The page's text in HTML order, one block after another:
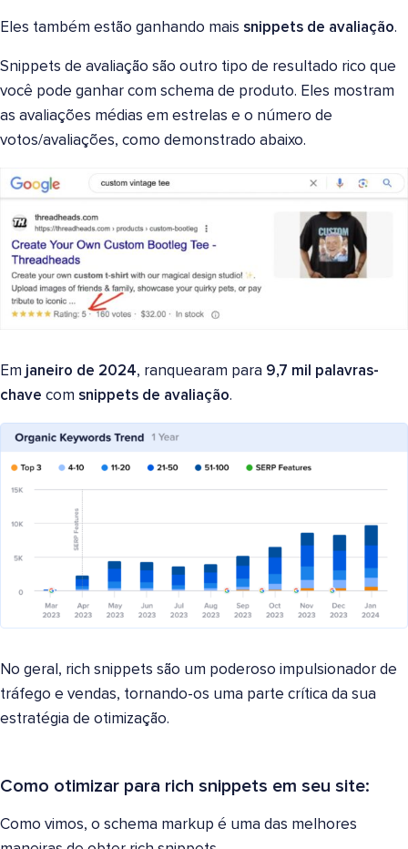
Eles também estão ganhando mais snippets de avaliação.
Snippets de avaliação são outro tipo de resultado rico que
você pode ganhar com schema de produto. Eles mostram
as avaliações médias em estrelas e o número de
votos/avaliações, como demonstrado abaixo.
Em janeiro de 2024, ranquearam para 9,7 mil palavras-
chave com snippets de avaliação.
No geral, rich snippets são um poderoso impulsionador de
tráfego e vendas, tornando-os uma parte crítica da sua
estratégia de otimização.
Como otimizar para rich snippets em seu site:
Como vimos, o schema markup é uma das melhores